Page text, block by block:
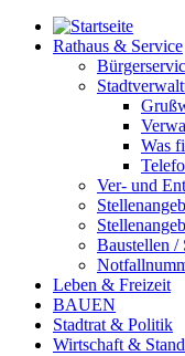
Rathaus & Service
Was
Ver- und
Baustellen /
Leben & Freizeit
BAUEN
Stadtrat & Politik
Wirtschaft &